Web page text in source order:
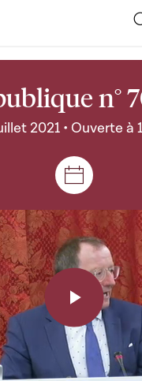
n°
2021 • Ouverte à
Séances
Play
Video